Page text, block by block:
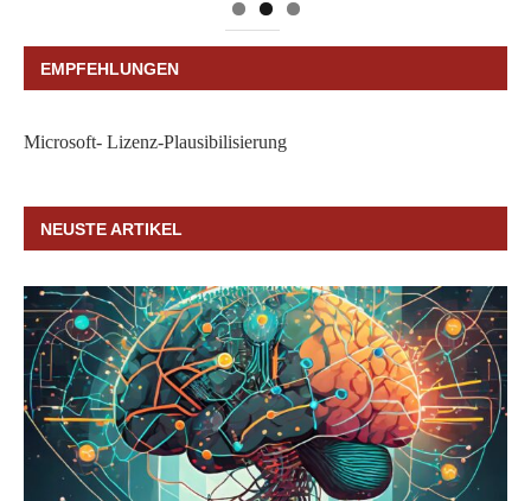
EMPFEHLUNGEN
Microsoft- Lizenz-Plausibilisierung
NEUSTE ARTIKEL